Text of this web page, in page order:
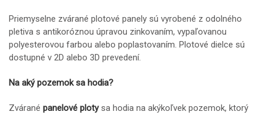
Priemyselne zvárané plotové panely sú vyrobené z odolného
pletiva s antikoróznou úpravou zinkovaním, vypaľovanou
polyesterovou farbou alebo poplastovaním. Plotové dielce sú
dostupné v 2D alebo 3D prevedení.
Na aký pozemok sa hodia?
Zvárané panelové plotysa hodia na akýkoľvek pozemok, ktorý